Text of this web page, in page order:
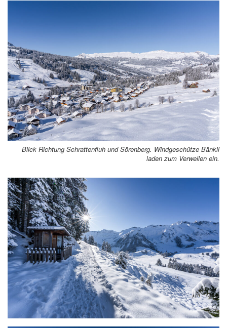
Blick Richtung Schrattenfluh und Sörenberg. Windgeschütze Bänkli
laden zum Verweilen ein.